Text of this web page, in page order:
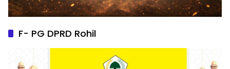
F- PG DPRD Rohil